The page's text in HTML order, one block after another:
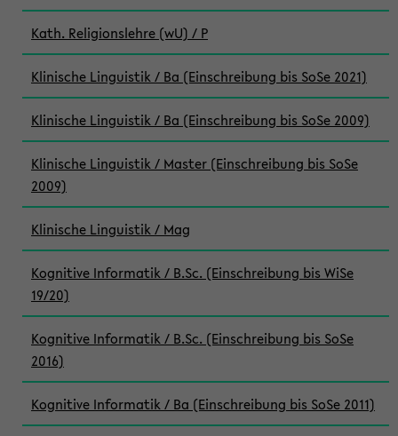
Kath. Religionslehre (wU) / P
Klinische Linguistik / Ba (Einschreibung bis SoSe 2021)
Klinische Linguistik / Ba (Einschreibung bis SoSe 2009)
Klinische Linguistik / Master (Einschreibung bis SoSe
2009)
Klinische Linguistik / Mag
Kognitive Informatik / B.Sc. (Einschreibung bis WiSe
19/20)
Kognitive Informatik / B.Sc. (Einschreibung bis SoSe
2016)
Kognitive Informatik / Ba (Einschreibung bis SoSe 2011)